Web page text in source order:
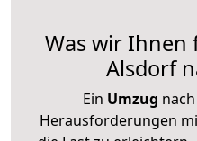
Was wir
Alsdorf
Ein Umzug
Herausforderungen